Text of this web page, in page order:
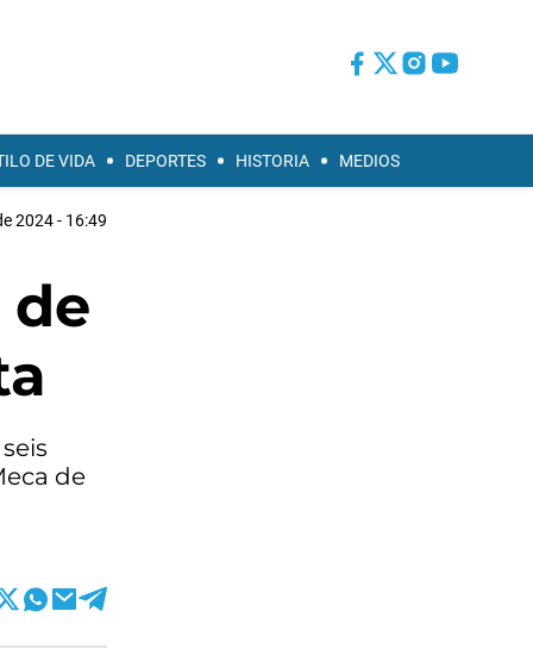
DE VIDA DEPORTES HISTORIA MEDIOS
2024 - 16:49
de
de